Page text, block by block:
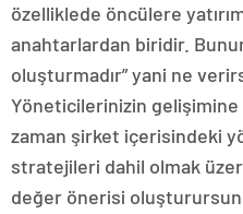
özelliklede öncülere
anahtarlardan biridir.
oluşturmadır” yani ne
Yöneticilerinizin gelişimine
zaman şirket içerisindeki
stratejileri dahil olmak
değer önerisi